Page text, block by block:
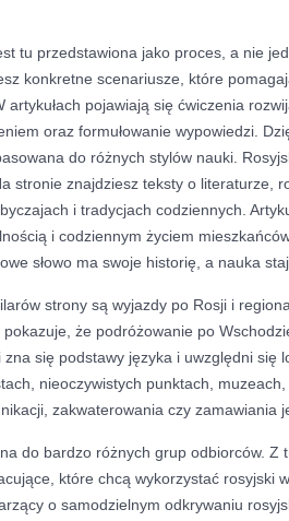
tu przedstawiona jako proces, a nie
konkretne scenariusze, które
artykułach pojawiają się ćwiczenia
oraz formułowanie wypowiedzi.
do różnych stylów nauki.
stronie znajdziesz teksty o literaturze,
i tradycjach codziennych.
i codziennym życiem
słowo ma swoje historię, a nauka
strony są wyjazdy po Rosji i
pokazuje, że podróżowanie po
się podstawy języka i uwzględni się
nieoczywistych punktach,
zakwaterowania czy zamawiania
do bardzo różnych grup odbiorców. Z
które chcą wykorzystać rosyjski
o samodzielnym odkrywaniu